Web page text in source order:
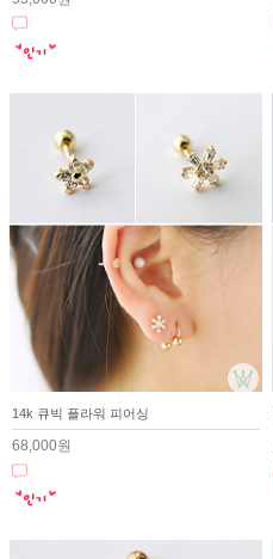
14k 큐빅 플라워 피어싱
68,000원